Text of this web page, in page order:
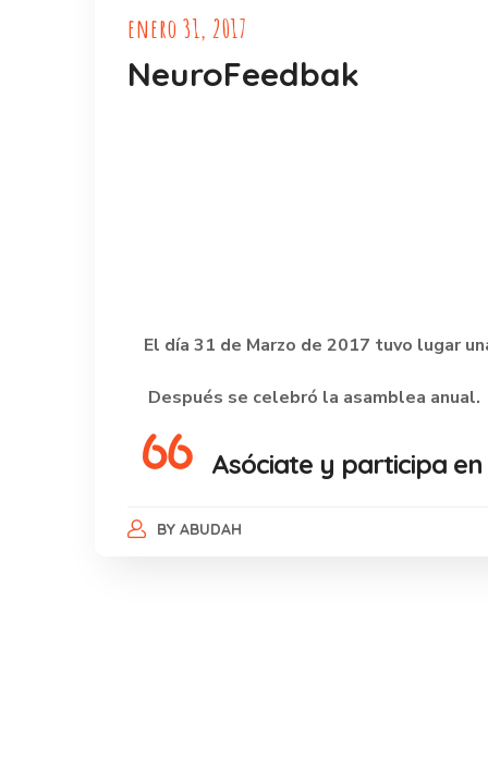
enero 31, 2017
NeuroFeedbak
El día 31 de Marzo de 2017 tuvo lugar
Después se celebró la asamblea anual.
Asóciate y participa
BY ABUDAH